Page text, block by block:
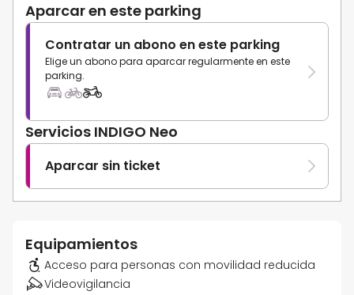
Aparcar en este parking
Contratar un abono en este parking
Elige un abono para aparcar regularmente en este
parking.
Servicios INDIGO Neo
Aparcar sin ticket
Equipamientos
Acceso para personas con movilidad reducida
Videovigilancia